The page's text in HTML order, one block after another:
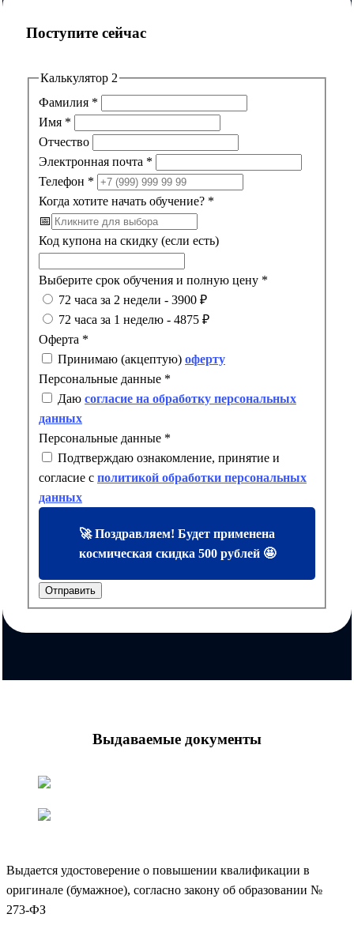
Поступите сейчас
Калькулятор 2
Фамилия *
Имя *
Отчество
Электронная почта *
Телефон *
Когда хотите начать обучение? *
📅
Код купона на скидку (если есть)
Выберите срок обучения и полную цену *
72 часа за 2 недели - 3900 ₽
72 часа за 1 неделю - 4875 ₽
Оферта *
Принимаю (акцептую) оферту
Персональные данные *
Даю согласие на обработку персональных
данных
Персональные данные *
Подтверждаю ознакомление, принятие и
согласие с политикой обработки персональных
данных
🚀 Поздравляем! Будет применена
космическая скидка 500 рублей 🤩
Отправить
Выдаваемые документы
Выдается удостоверение о повышении квалификации в
оригинале (бумажное), согласно закону об образовании №
273-ФЗ